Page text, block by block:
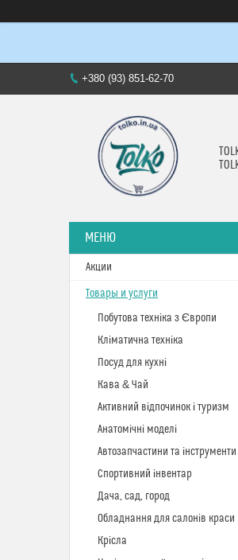
+380 (93) 851-62-70
Акции
Товары и услуги
Побутова техніка з Європи
Кліматична техніка
Посуд для кухні
Кава & Чай
Активний відпочинок і туризм
Анатомічні моделі
Автозапчастини та інструменти
Спортивний інвентар
Дача, сад, город
Обладнання для салонів краси
Крісла